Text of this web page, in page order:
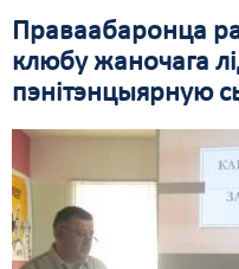
Праваабаронца
клюбу жаночага
пэнітэнцыярную
Свабода сумленьня
Суд
Сьмяротнае пакараньне
Правы працоўных